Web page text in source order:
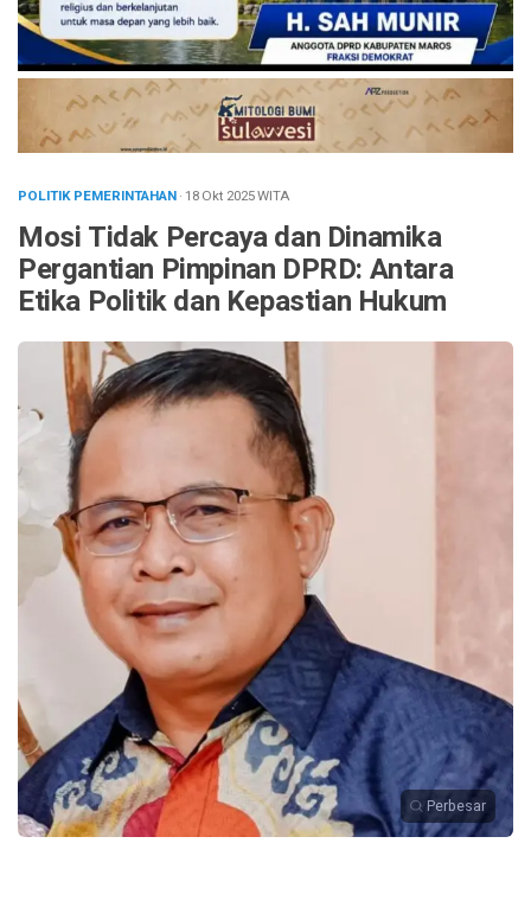
POLITIK PEMERINTAHAN· 18 Okt 2025WITA
Mosi Tidak Percaya dan Dinamika
Pergantian Pimpinan DPRD: Antara
Etika Politik dan Kepastian Hukum
Perbesar